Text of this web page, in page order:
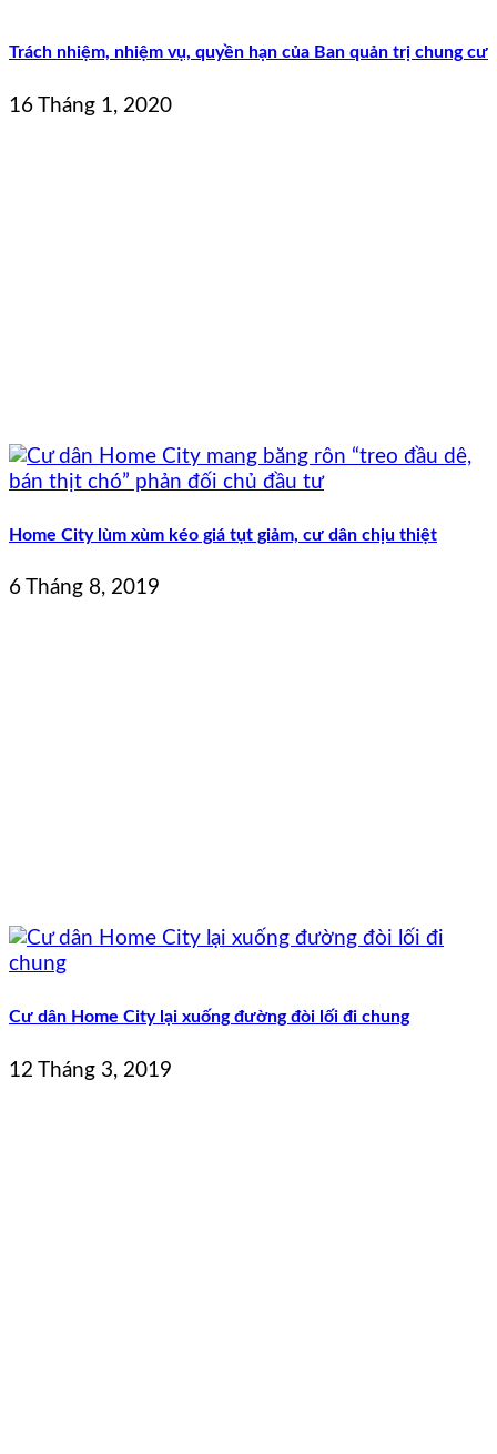
Trách nhiệm, nhiệm vụ, quyền hạn của Ban quản trị chung cư
16 Tháng 1, 2020
Home City lùm xùm kéo giá tụt giảm, cư dân chịu thiệt
6 Tháng 8, 2019
Cư dân Home City lại xuống đường đòi lối đi chung
12 Tháng 3, 2019